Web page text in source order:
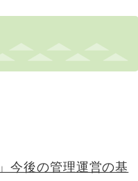
今後の管理運営の基